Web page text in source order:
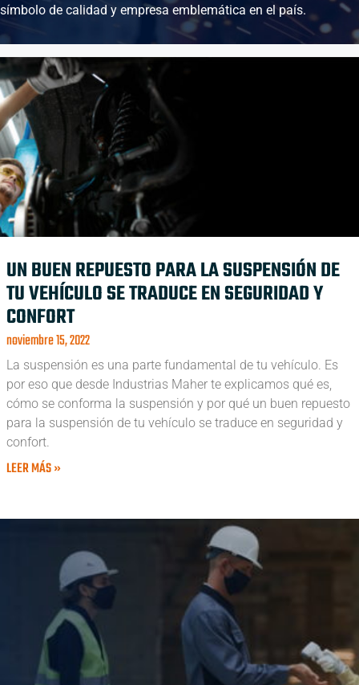
símbolo de calidad y empresa emblemática en el país.
UN BUEN REPUESTO PARA LA SUSPENSIÓN DE
TU VEHÍCULO SE TRADUCE EN SEGURIDAD Y
CONFORT
noviembre 15, 2022
La suspensión es una parte fundamental de tu vehículo. Es
por eso que desde Industrias Maher te explicamos qué es,
cómo se conforma la suspensión y por qué un buen repuesto
para la suspensión de tu vehículo se traduce en seguridad y
confort.
LEER MÁS »